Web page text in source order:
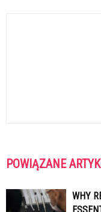
POWIĄZANE
WHY